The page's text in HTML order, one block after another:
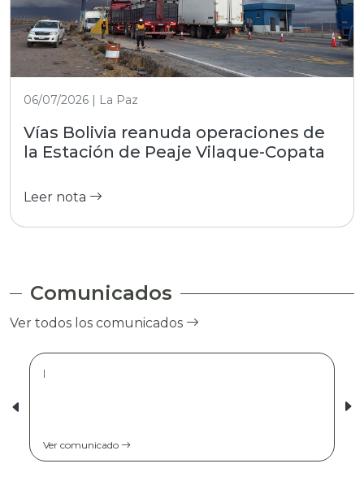
06/07/2026 | La Paz
Vías Bolivia reanuda operaciones de
la Estación de Peaje Vilaque-Copata
Leer nota
Comunicados
Ver todos los comunicados
|
Ver comunicado